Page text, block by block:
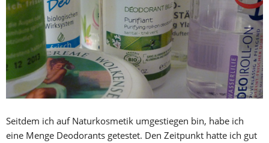
Seitdem ich auf Naturkosmetik umgestiegen bin, habe ich
eine Menge Deodorants getestet. Den Zeitpunkt hatte ich gut